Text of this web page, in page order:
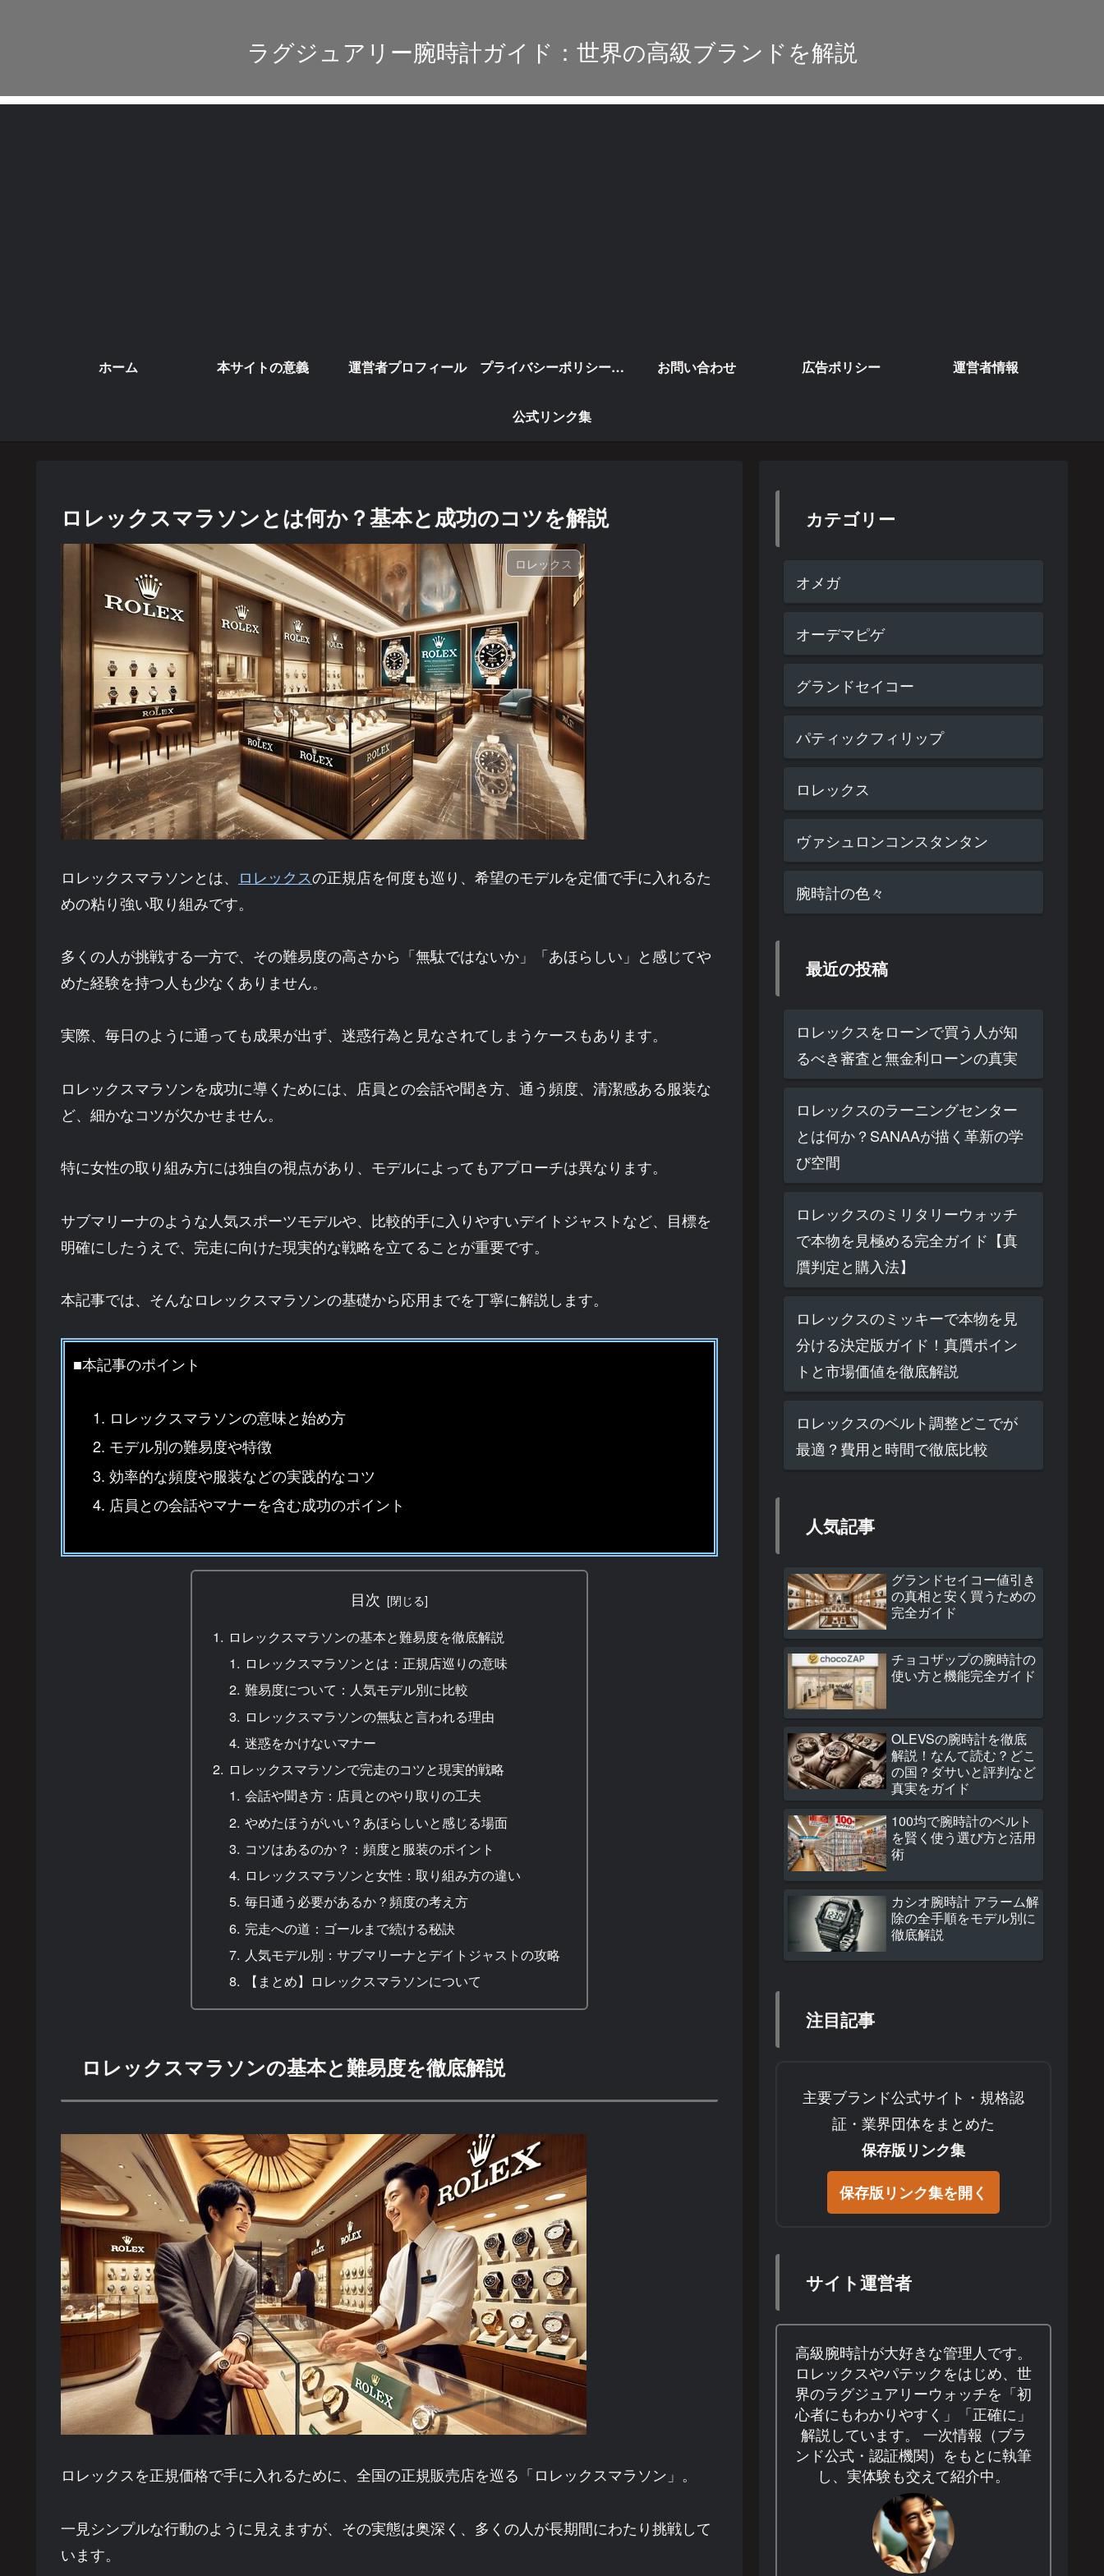
ラグジュアリー腕時計ガイド：世界の高級ブランドを解説
ホーム 本サイトの意義 運営者プロフィール プライバシーポリシー・免責事項 お問い合わせ 広告ポリシー 運営者情報
公式リンク集
ロレックスマラソンとは何か？基本と成功のコツを解説
ロレックス
ロレックスマラソンとは、 ロレックスの正規店を何度も巡り、希望のモデルを定価で手に入れるた
めの粘り強い取り組みです。
多くの人が挑戦する一方で、その難易度の高さから「無駄ではないか」「あほらしい」と感じてや
めた経験を持つ人も少なくありません。
実際、毎日のように通っても成果が出ず、迷惑行為と見なされてしまうケースもあります。
ロレックスマラソンを成功に導くためには、店員との会話や聞き方、通う頻度、清潔感ある服装な
ど、細かなコツが欠かせません。
特に女性の取り組み方には独自の視点があり、モデルによってもアプローチは異なります。
サブマリーナのような人気スポーツモデルや、比較的手に入りやすいデイトジャストなど、目標を
明確にしたうえで、完走に向けた現実的な戦略を立てることが重要です。
本記事では、そんなロレックスマラソンの基礎から応用までを丁寧に解説します。
■本記事のポイント
ロレックスマラソンの意味と始め方
モデル別の難易度や特徴
効率的な頻度や服装などの実践的なコツ
店員との会話やマナーを含む成功のポイント
目次
ロレックスマラソンの基本と難易度を徹底解説
ロレックスマラソンとは：正規店巡りの意味
難易度について：人気モデル別に比較
ロレックスマラソンの無駄と言われる理由
迷惑をかけないマナー
ロレックスマラソンで完走のコツと現実的戦略
会話や聞き方：店員とのやり取りの工夫
やめたほうがいい？あほらしいと感じる場面
コツはあるのか？：頻度と服装のポイント
ロレックスマラソンと女性：取り組み方の違い
毎日通う必要があるか？頻度の考え方
完走への道：ゴールまで続ける秘訣
人気モデル別：サブマリーナとデイトジャストの攻略
【まとめ】ロレックスマラソンについて
ロレックスマラソンの基本と難易度を徹底解説
ロレックスを正規価格で手に入れるために、全国の正規販売店を巡る「ロレックスマラソン」。
一見シンプルな行動のように見えますが、その実態は奥深く、多くの人が長期間にわたり挑戦して
います。
カテゴリー
オメガ
オーデマピゲ
グランドセイコー
パティックフィリップ
ロレックス
ヴァシュロンコンスタンタン
腕時計の色々
最近の投稿
ロレックスをローンで買う人が知
るべき審査と無金利ローンの真実
ロレックスのラーニングセンター
とは何か？SANAAが描く革新の学
び空間
ロレックスのミリタリーウォッチ
で本物を見極める完全ガイド【真
贋判定と購入法】
ロレックスのミッキーで本物を見
分ける決定版ガイド！真贋ポイン
トと市場価値を徹底解説
ロレックスのベルト調整どこでが
最適？費用と時間で徹底比較
人気記事
グランドセイコー値引き
の真相と安く買うための
完全ガイド
チョコザップの腕時計の
使い方と機能完全ガイド
OLEVSの腕時計を徹底
解説！なんて読む？どこ
の国？ダサいと評判など
真実をガイド
100均で腕時計のベルト
を賢く使う選び方と活用
術
カシオ腕時計 アラーム解
除の全手順をモデル別に
徹底解説
注目記事
主要ブランド公式サイト・規格認
証・業界団体をまとめた
保存版リンク集
保存版リンク集を開く
サイト運営者
高級腕時計が大好きな管理人です。
ロレックスやパテックをはじめ、世
界のラグジュアリーウォッチを「初
心者にもわかりやすく」「正確に」
解説しています。 一次情報（ブラ
ンド公式・認証機関）をもとに執筆
し、実体験も交えて紹介中。